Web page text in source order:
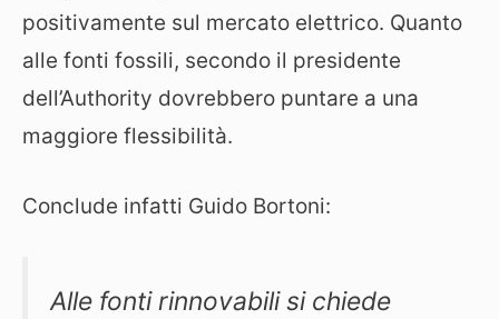
positivamente sul mercato elettrico. Quanto
alle fonti fossili, secondo il presidente
dell’Authority dovrebbero puntare a una
maggiore flessibilità.
Conclude infatti Guido Bortoni:
Alle fonti rinnovabili si chiede